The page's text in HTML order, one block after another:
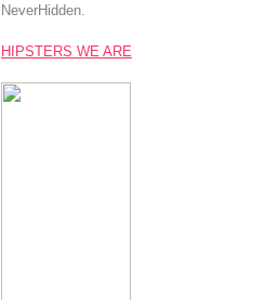
NeverHidden.
HIPSTERS WE ARE